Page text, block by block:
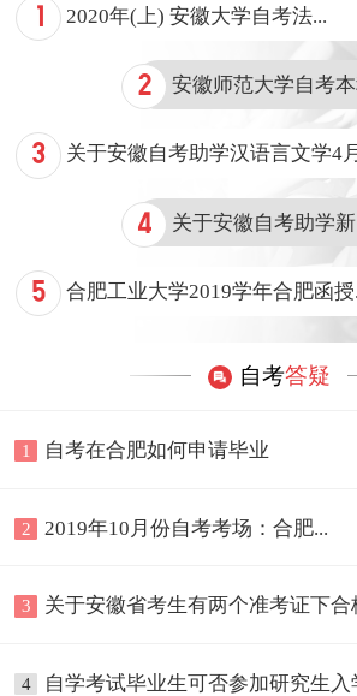
1 2020年(上) 安徽大学自考法...
2 安徽师范大学自考
3 关于安徽自考助学汉语言文学4
4 关于安徽自考助学
5 合肥工业大学2019学年合肥函授
自考答疑
1 自考在合肥如何申请毕业
2 2019年10月份自考考场：合肥...
3 关于安徽省考生有两个准考证下合
4 自学考试毕业生可否参加研究生入